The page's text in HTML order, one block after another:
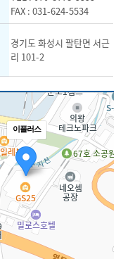
FAX : 031-624-5534
경기도 화성시 팔탄면 서근
리 101-2
이플러스